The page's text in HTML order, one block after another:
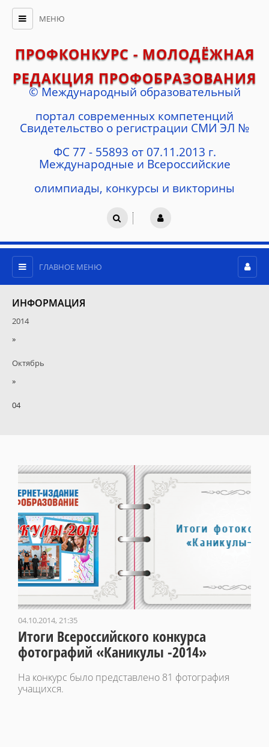
МЕНЮ
ПРОФКОНКУРС - МОЛОДЁЖНАЯ
РЕДАКЦИЯ ПРОФОБРАЗОВАНИЯ
© Международный образовательный
портал современных компетенций
Cвидетельство о регистрации СМИ ЭЛ №
ФС 77 - 55893 от 07.11.2013 г.
Международные и Всероссийские
олимпиады, конкурсы и викторины
ГЛАВНОЕ МЕНЮ
ИНФОРМАЦИЯ
2014
»
Октябрь
»
04
04.10.2014, 21:35
Итоги Всероссийского конкурса
фотографий «Каникулы -2014»
На конкурс было представлено 81 фотография
учащихся.